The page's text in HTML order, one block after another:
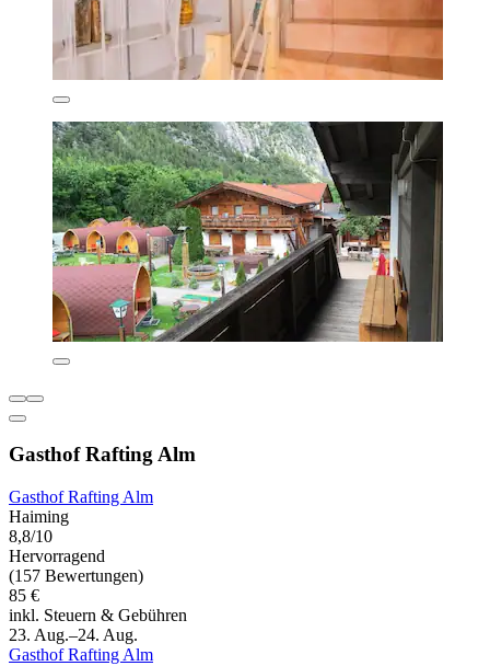
Gasthof Rafting Alm
Gasthof Rafting Alm
Haiming
8,8/10
Hervorragend
(157 Bewertungen)
85 €
inkl. Steuern & Gebühren
23. Aug.–24. Aug.
Gasthof Rafting Alm